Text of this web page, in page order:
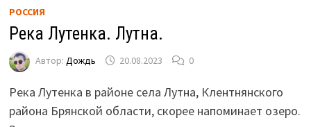
РОССИЯ
Река Лутенка. Лутна.
Автор: Дождь 20.08.2023 0
Река Лутенка в районе села Лутна, Клентнянского
района Брянской области, скорее напоминает озеро.